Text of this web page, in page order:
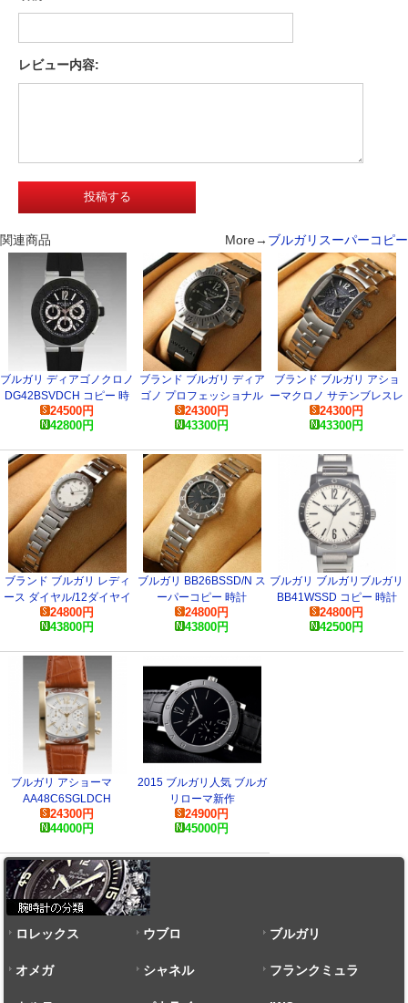
レビュー内容:
関連商品 More→ ブルガリスーパーコピー
ブルガリ ディアゴノクロノ
DG42BSVDCH コピー 時
計
24500円
42800円
ブランド ブルガリ ディア
ゴノ プロフェッショナル
スクーバ SD42SVD コピー
時計
24300円
43300円
ブランド ブルガリ アショ
ーマクロノ サテンブレスレ
ット AA44C14SSDCH コ
ピー 時計
24300円
43300円
ブランド ブルガリ レディ
ース ダイヤル/12ダイヤイ
ンデックス BB26WSS/12N
コピー 時計
24800円
43800円
ブルガリ BB26BSSD/N ス
ーパーコピー 時計
24800円
43800円
ブルガリ ブルガリブルガリ
BB41WSSD コピー 時計
24800円
42500円
ブルガリ アショーマ
AA48C6SGLDCH
24300円
44000円
2015 ブルガリ人気 ブルガ
リローマ新作
bvlgari102357
24900円
45000円
ロレックス ウブロ ブルガリ
オメガ シャネル フランクミュラ